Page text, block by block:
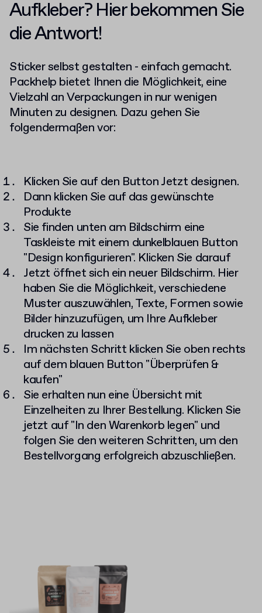
Aufkleber? Hier bekommen Sie
die Antwort!
Sticker selbst gestalten - einfach gemacht.
Packhelp bietet Ihnen die Möglichkeit, eine
Vielzahl an Verpackungen in nur wenigen
Minuten zu designen. Dazu gehen Sie
folgendermaßen vor:
Klicken Sie auf den Button Jetzt designen.
Dann klicken Sie auf das gewünschte
Produkte
Sie finden unten am Bildschirm eine
Taskleiste mit einem dunkelblauen Button
"Design konfigurieren". Klicken Sie darauf
Jetzt öffnet sich ein neuer Bildschirm. Hier
haben Sie die Möglichkeit, verschiedene
Muster auszuwählen, Texte, Formen sowie
Bilder hinzuzufügen, um Ihre Aufkleber
drucken zu lassen
Im nächsten Schritt klicken Sie oben rechts
auf dem blauen Button "Überprüfen &
kaufen"
Sie erhalten nun eine Übersicht mit
Einzelheiten zu Ihrer Bestellung. Klicken Sie
jetzt auf"In den Warenkorb legen" und
folgen Sie den weiteren Schritten, um den
Bestellvorgang erfolgreich abzuschließen.